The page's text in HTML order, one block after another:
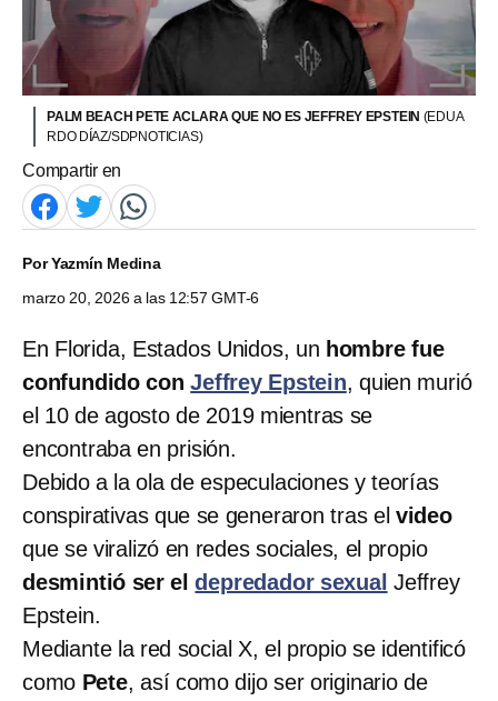
PALM BEACH PETE ACLARA QUE NO ES JEFFREY EPSTEIN (EDUA
RDO DÍAZ/SDPNOTICIAS)
Compartir en
PorYazmín Medina
marzo 20, 2026 a las 12:57 GMT-6
En Florida, Estados Unidos, un hombre fue
confundido conJeffrey Epstein, quien murió
el 10 de agosto de 2019 mientras se
encontraba en prisión.
Debido a la ola de especulaciones y teorías
conspirativas que se generaron tras el video
que se viralizó en redes sociales, el propio
desmintió ser eldepredador sexual Jeffrey
Epstein.
Mediante la red social X, el propio se identificó
como Pete, así como dijo ser originario de